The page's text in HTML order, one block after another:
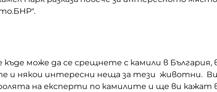
къде може да се срещнете с камили в България,
и някои интересни неща за тези животни.
на експерти по камилите и ще ви кажат